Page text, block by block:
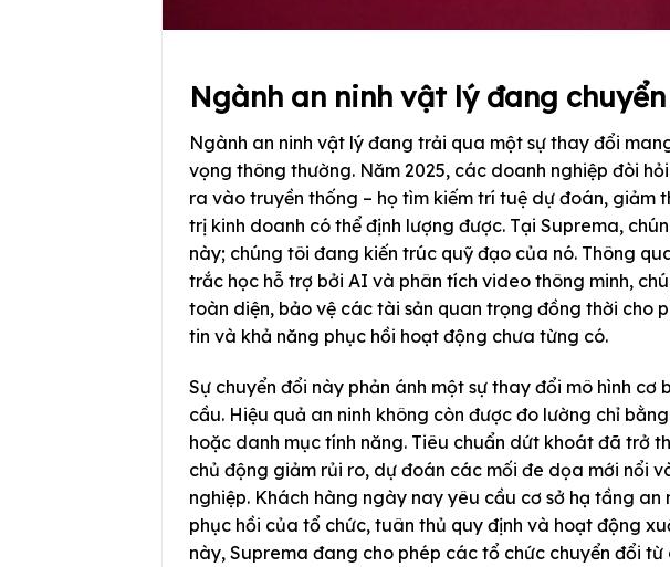
Ngành an ninh vật lý đang
Ngành an ninh vật lý đang trải qua một sự thay đổi
vọng thông thường. Năm 2025, các doanh nghiệp đòi
ra vào truyền thống – họ tìm kiếm trí tuệ dự đoán, giảm
trị kinh doanh có thể định lượng được. Tại Suprema,
này; chúng tôi đang kiến trúc quỹ đạo của nó. Thông
trắc học hỗ trợ bởi AI và phân tích video thông minh,
toàn diện, bảo vệ các tài sản quan trọng đồng thời cho
tin và khả năng phục hồi hoạt động chưa từng có.
Sự chuyển đổi này phản ánh một sự thay đổi mô hình
cầu. Hiệu quả an ninh không còn được đo lường chỉ
hoặc danh mục tính năng. Tiêu chuẩn dứt khoát đã trở
chủ động giảm rủi ro, dự đoán các mối đe dọa mới nổi
nghiệp. Khách hàng ngày nay yêu cầu cơ sở hạ tầng
phục hồi của tổ chức, tuân thủ quy định và hoạt động
này, Suprema đang cho phép các tổ chức chuyển đổi